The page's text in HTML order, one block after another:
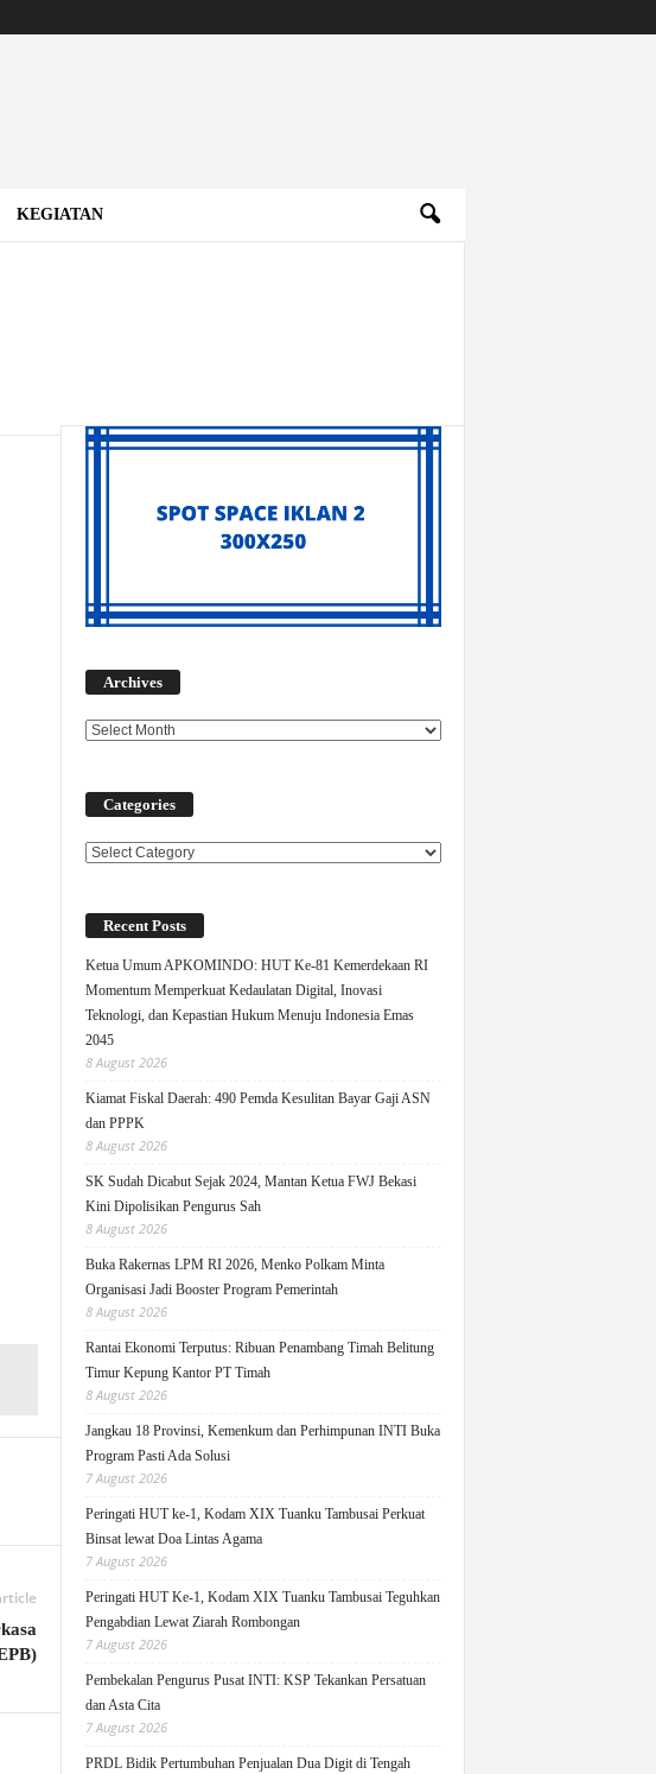
KEGIATAN
Archives
Categories
Categories
Recent Posts
Ketua Umum APKOMINDO: HUT Ke-81 Kemerdekaan RI
Momentum Memperkuat Kedaulatan Digital, Inovasi
Teknologi, dan Kepastian Hukum Menuju Indonesia Emas
2045
8 August 2026
Kiamat Fiskal Daerah: 490 Pemda Kesulitan Bayar Gaji ASN
dan PPPK
8 August 2026
SK Sudah Dicabut Sejak 2024, Mantan Ketua FWJ Bekasi
Kini Dipolisikan Pengurus Sah
8 August 2026
Buka Rakernas LPM RI 2026, Menko Polkam Minta
Organisasi Jadi Booster Program Pemerintah
8 August 2026
Rantai Ekonomi Terputus: Ribuan Penambang Timah Belitung
Timur Kepung Kantor PT Timah
8 August 2026
Jangkau 18 Provinsi, Kemenkum dan Perhimpunan INTI Buka
Program Pasti Ada Solusi
7 August 2026
Peringati HUT ke-1, Kodam XIX Tuanku Tambusai Perkuat
Binsat lewat Doa Lintas Agama
7 August 2026
Peringati HUT Ke-1, Kodam XIX Tuanku Tambusai Teguhkan
Pengabdian Lewat Ziarah Rombongan
7 August 2026
Pembekalan Pengurus Pusat INTI: KSP Tekankan Persatuan
dan Asta Cita
7 August 2026
PRDL Bidik Pertumbuhan Penjualan Dua Digit di Tengah